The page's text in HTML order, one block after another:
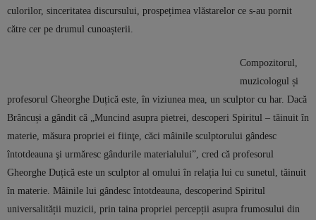
culorilor, sinceritatea discursului, prospețimea vlăstarelor ce s-au pornit
către cer pe drumul cunoașterii.
Compozitorul,
muzicologul și
profesorul Gheorghe Duțică este, în viziunea mea, un sculptor cu har. Dacă
Brâncuși a gândit că „Muncind asupra pietrei, descoperi Spiritul – tăinuit în
materie, măsura propriei ei fiinţe, căci mâinile sculptorului gândesc
întotdeauna şi urmăresc gândurile materialului”, cred că profesorul
Gheorghe Duțică este un sculptor al omului în relația lui cu sunetul, tăinuit
în materie. Mâinile lui gândesc întotdeauna, descoperind Spiritul
universalității muzicii, prin taina propriei percepții asupra frumosului din